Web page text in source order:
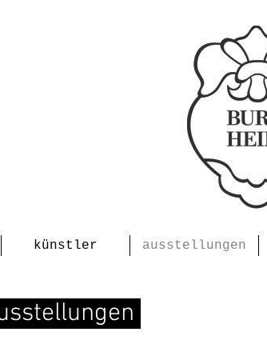
künstler ausstellungen